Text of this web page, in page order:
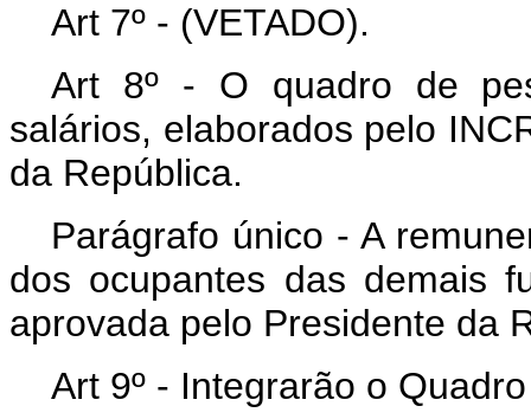
Art 7º - (VETADO).
Art 8º - O quadro de
salários, elaborados pelo
da República.
Parágrafo único - A
dos ocupantes das demais
aprovada pelo Presidente da
Art 9º - Integrarão o